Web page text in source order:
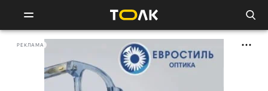
РЕКЛАМА